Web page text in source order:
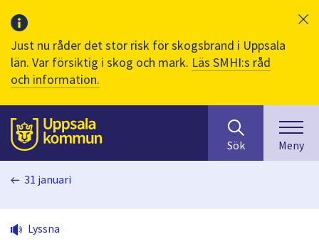
Just nu råder det stor risk för skogsbrand i Uppsala
län. Var försiktig i skog och mark. Läs SMHI:s råd
och information.
Till sidans
huvudinnehåll
efter
innehåll
på
Sök Meny
31 januari
Lyssna